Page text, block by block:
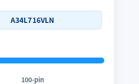
A34L716VLN
100-pin